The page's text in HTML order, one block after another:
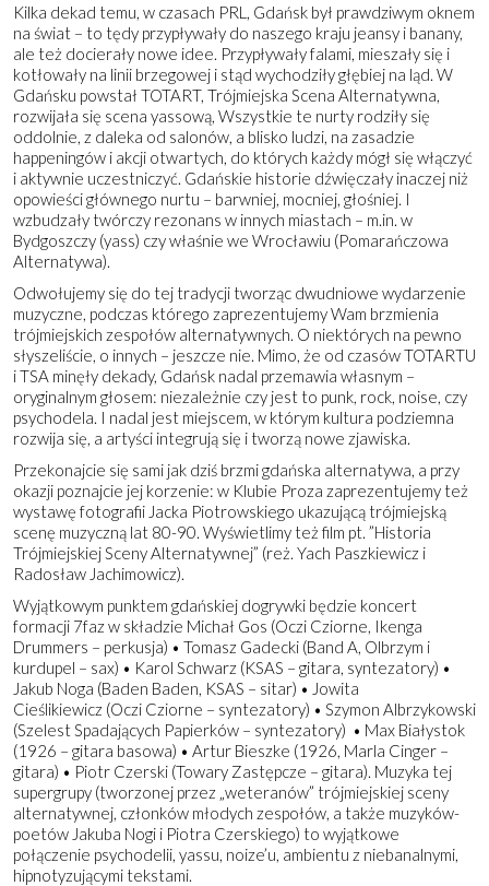
Kilka dekad temu, w czasach PRL, Gdańsk był prawdziwym oknem
na świat – to tędy przypływały do naszego kraju jeansy i banany,
ale też docierały nowe idee. Przypływały falami, mieszały się i
kotłowały na linii brzegowej i stąd wychodziły głębiej na ląd. W
Gdańsku powstał TOTART, Trójmiejska Scena Alternatywna,
rozwijała się scena yassową, Wszystkie te nurty rodziły się
oddolnie, z daleka od salonów, a blisko ludzi, na zasadzie
happeningów i akcji otwartych, do których każdy mógł się włączyć
i aktywnie uczestniczyć. Gdańskie historie dźwięczały inaczej niż
opowieści głównego nurtu – barwniej, mocniej, głośniej. I
wzbudzały twórczy rezonans w innych miastach – m.in. w
Bydgoszczy (yass) czy właśnie we Wrocławiu (Pomarańczowa
Alternatywa).
Odwołujemy się do tej tradycji tworząc dwudniowe wydarzenie
muzyczne, podczas którego zaprezentujemy Wam brzmienia
trójmiejskich zespołów alternatywnych. O niektórych na pewno
słyszeliście, o innych – jeszcze nie. Mimo, że od czasów TOTARTU
i TSA minęły dekady, Gdańsk nadal przemawia własnym –
oryginalnym głosem: niezależnie czy jest to punk, rock, noise, czy
psychodela. I nadal jest miejscem, w którym kultura podziemna
rozwija się, a artyści integrują się i tworzą nowe zjawiska.
Przekonajcie się sami jak dziś brzmi gdańska alternatywa, a przy
okazji poznajcie jej korzenie: w Klubie Proza zaprezentujemy też
wystawę fotografii Jacka Piotrowskiego ukazującą trójmiejską
scenę muzyczną lat 80-90. Wyświetlimy też film pt. ”Historia
Trójmiejskiej Sceny Alternatywnej” (reż. Yach Paszkiewicz i
Radosław Jachimowicz).
Wyjątkowym punktem gdańskiej dogrywki będzie koncert
formacji 7faz w składzie Michał Gos (Oczi Cziorne, Ikenga
Drummers – perkusja) • Tomasz Gadecki (Band A, Olbrzym i
kurdupel – sax) • Karol Schwarz (KSAS – gitara, syntezatory) •
Jakub Noga (Baden Baden, KSAS – sitar) • Jowita
Cieślikiewicz (Oczi Cziorne – syntezatory) • Szymon Albrzykowski
(Szelest Spadających Papierków – syntezatory) • Max Białystok
(1926 – gitara basowa) • Artur Bieszke (1926, Marla Cinger –
gitara) • Piotr Czerski (Towary Zastępcze – gitara). Muzyka tej
supergrupy (tworzonej przez „weteranów” trójmiejskiej sceny
alternatywnej, członków młodych zespołów, a także muzyków-
poetów Jakuba Nogi i Piotra Czerskiego) to wyjątkowe
połączenie psychodelii, yassu, noize’u, ambientu z niebanalnymi,
hipnotyzującymi tekstami.